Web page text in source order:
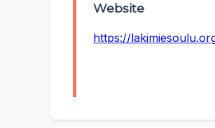
Website
https://